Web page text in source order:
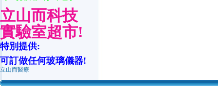
立山而科技
實驗室超市!
特別提供:
可訂做任何玻璃儀器!
立山而醫療